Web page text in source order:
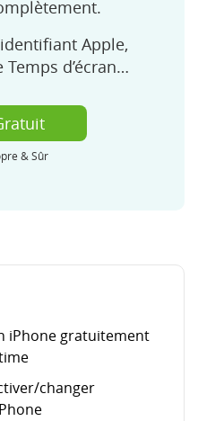
Apple,
d’écran…
& Sûr
iPhone gratuitement
changer